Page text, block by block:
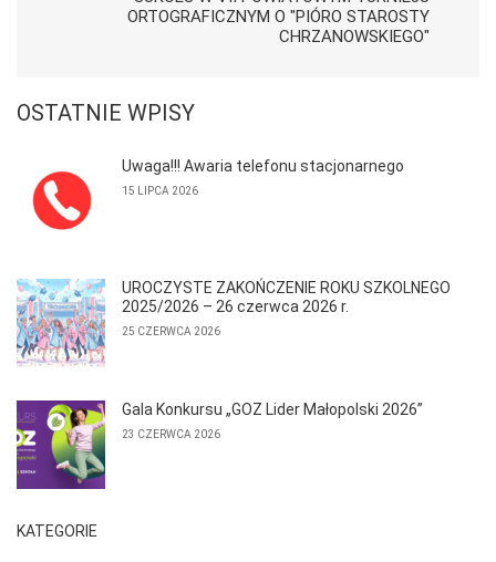
ORTOGRAFICZNYM O "PIÓRO STAROSTY
CHRZANOWSKIEGO"
OSTATNIE WPISY
Uwaga!!! Awaria telefonu stacjonarnego
15 LIPCA 2026
UROCZYSTE ZAKOŃCZENIE ROKU SZKOLNEGO
2025/2026 – 26 czerwca 2026 r.
25 CZERWCA 2026
Gala Konkursu „GOZ Lider Małopolski 2026”
23 CZERWCA 2026
KATEGORIE